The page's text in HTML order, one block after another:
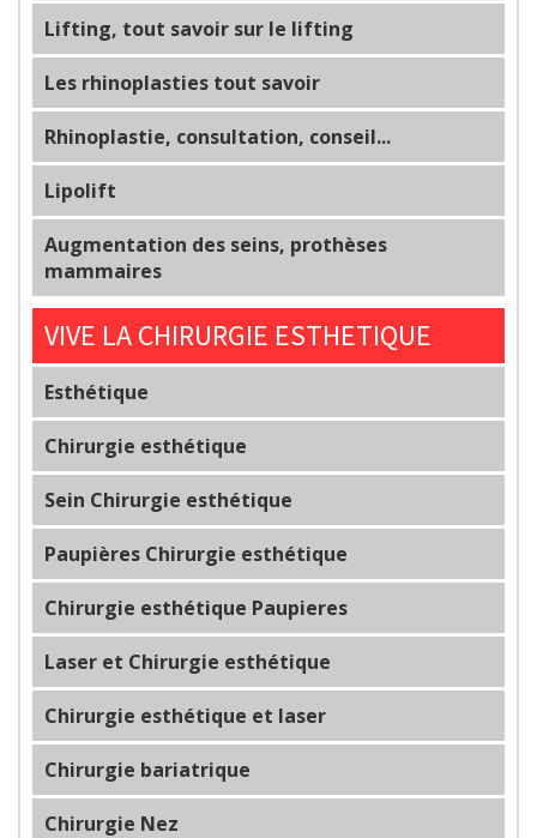
Lifting, tout savoir sur le lifting
Les rhinoplasties tout savoir
Rhinoplastie, consultation, conseil...
Lipolift
Augmentation des seins, prothèses
mammaires
VIVE LA CHIRURGIE ESTHETIQUE
Esthétique
Chirurgie esthétique
Sein Chirurgie esthétique
Paupières Chirurgie esthétique
Chirurgie esthétique Paupieres
Laser et Chirurgie esthétique
Chirurgie esthétique et laser
Chirurgie bariatrique
Chirurgie Nez